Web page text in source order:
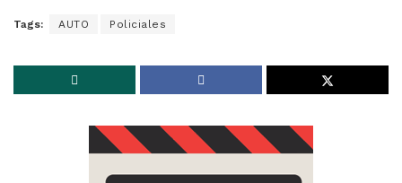
Tags: AUTO Policiales